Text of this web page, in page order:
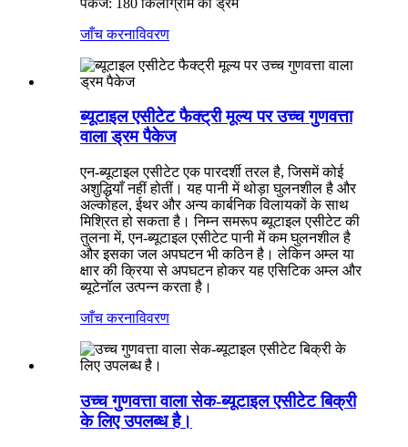
जाँच करनाविवरण
ब्यूटाइल एसीटेट फैक्ट्री मूल्य पर उच्च गुणवत्ता
वाला ड्रम पैकेज
एन-ब्यूटाइल एसीटेट एक पारदर्शी तरल है, जिसमें कोई
अशुद्धियाँ नहीं होतीं। यह पानी में थोड़ा घुलनशील है और
अल्कोहल, ईथर और अन्य कार्बनिक विलायकों के साथ
मिश्रित हो सकता है। निम्न समरूप ब्यूटाइल एसीटेट की
तुलना में, एन-ब्यूटाइल एसीटेट पानी में कम घुलनशील है
और इसका जल अपघटन भी कठिन है। लेकिन अम्ल या
क्षार की क्रिया से अपघटन होकर यह एसिटिक अम्ल और
ब्यूटेनॉल उत्पन्न करता है।
जाँच करनाविवरण
उच्च गुणवत्ता वाला सेक-ब्यूटाइल एसीटेट बिक्री
के लिए उपलब्ध है।